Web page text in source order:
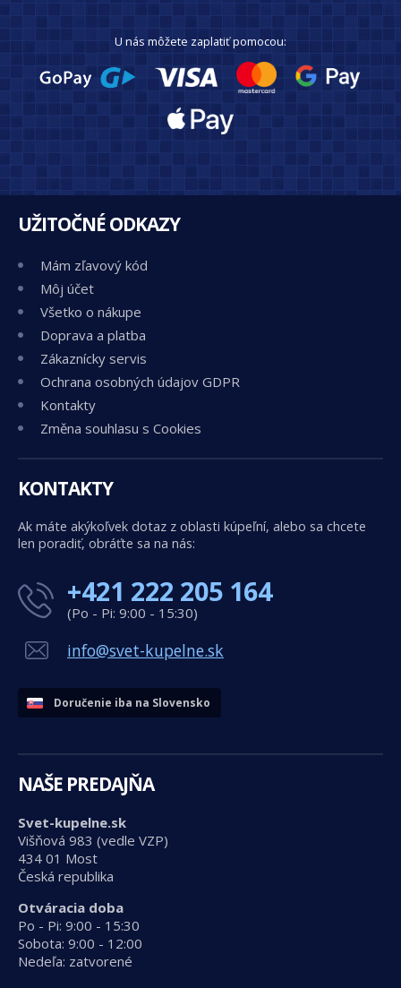
U nás môžete zaplatiť pomocou:
UŽITOČNÉ ODKAZY
Mám zľavový kód
Môj účet
Všetko o nákupe
Doprava a platba
Zákaznícky servis
Ochrana osobných údajov GDPR
Kontakty
Změna souhlasu s Cookies
KONTAKTY
Ak máte akýkoľvek dotaz z oblasti kúpeľní, alebo sa chcete
len poradiť, obráťte sa na nás:
+421 222 205 164
(Po - Pi: 9:00 - 15:30)
info@svet-kupelne.sk
Doručenie iba na Slovensko
NAŠE PREDAJŇA
Svet-kupelne.sk
Višňová 983 (vedle VZP)
434 01 Most
Česká republika
Otváracia doba
Po - Pi: 9:00 - 15:30
Sobota: 9:00 - 12:00
Nedeľa: zatvorené